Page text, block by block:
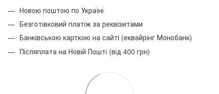
Новою поштою по Україні
Безготівковий платіж за реквізитами
Банківською карткою на сайті (еквайрінг Монобанк)
Післяплата на Новій Пошті (від 400 грн)